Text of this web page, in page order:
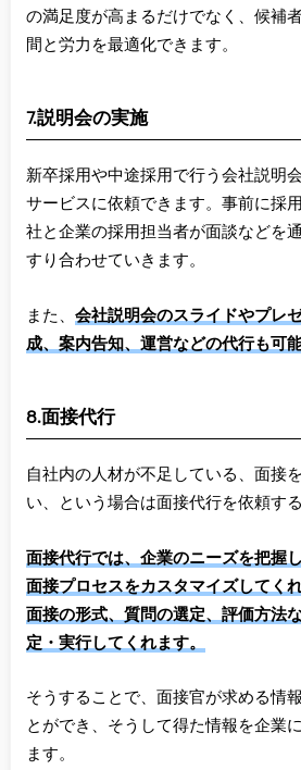
の満足度が高まるだけでなく、候補
間と労力を最適化できます。
7.説明会の実施
新卒採用や中途採用で行う会社説明
サービスに依頼できます。事前に採
社と企業の採用担当者が面談などを
すり合わせていきます。
また、 会社説明会のスライドやプレ
成、案内告知、運営などの代行も可
8.面接代行
自社内の人材が不足している、面接
い、という場合は面接代行を依頼す
面接代行では、企業のニーズを把握
面接プロセスをカスタマイズしてく
面接の形式、質問の選定、評価方法
定・実行してくれます。
そうすることで、面接官が求める情
とができ、そうして得た情報を企業
ます。